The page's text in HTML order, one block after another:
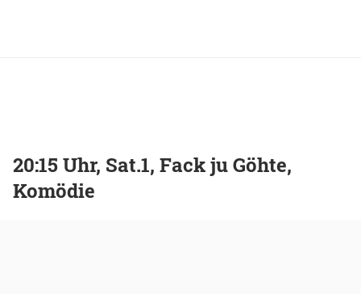
20:15 Uhr, Sat.1, Fack ju Göhte,
Komödie